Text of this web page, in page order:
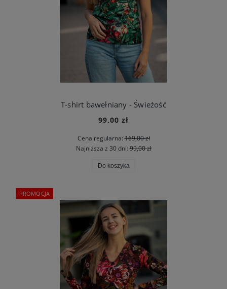
T-shirt bawełniany - Świeżość
99,00 zł
Cena regularna:169,00 zł
Najniższa z 30 dni:99,00 zł
Do koszyka
PROMOCJA